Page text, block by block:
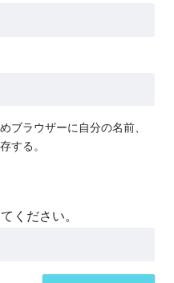
ブラウザーに自分の名前、
する。
ください。